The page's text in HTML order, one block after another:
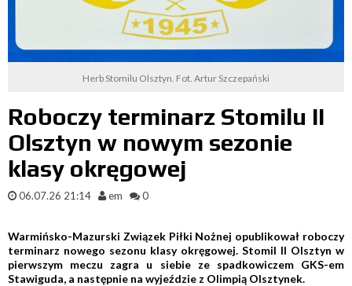
Herb Stomilu Olsztyn. Fot. Artur Szczepański
Roboczy terminarz Stomilu II
Olsztyn w nowym sezonie
klasy okręgowej
06.07.26 21:14 em 0
Warmińsko-Mazurski Związek Piłki Nożnej opublikował roboczy
terminarz nowego sezonu klasy okręgowej. Stomil II Olsztyn w
pierwszym meczu zagra u siebie ze spadkowiczem GKS-em
Stawiguda, a następnie na wyjeździe z Olimpią Olsztynek.